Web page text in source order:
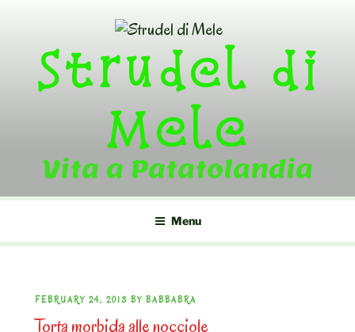
contentStrudel di
Mele
Vita a Patatolandia
Menu
POSTED
ON
FEBRUARY 24, 2013 BY BABBABRA
Torta morbida alle nocciole